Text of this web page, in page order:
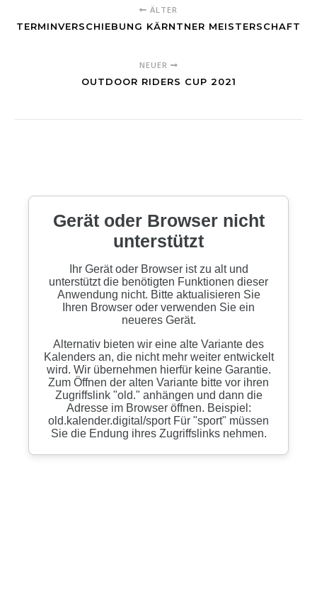
ÄLTER
TERMINVERSCHIEBUNG KÄRNTNER MEISTERSCHAFT
NEUER
OUTDOOR RIDERS CUP 2021